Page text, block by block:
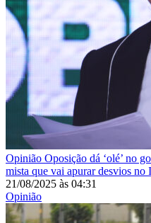
Opinião Oposição dá ‘olé’ no
mista que vai apurar desvios no
21/08/2025 às 04:31
Opinião